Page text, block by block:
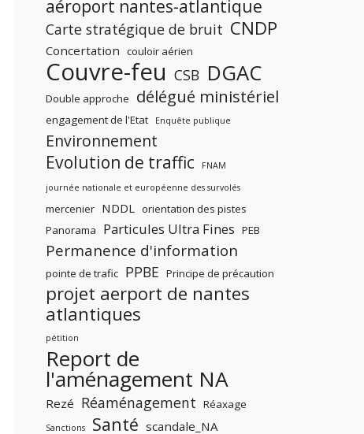
aéroport nantes-atlantique
Carte stratégique de bruit CNDP
Concertation couloir aérien
Couvre-feu CSB DGAC
Double approche délégué ministériel
engagement de l'Etat Enquête publique
Environnement
Evolution de traffic
FNAM
journée nationale et européenne des survolés
mercenier NDDL orientation des pistes
Panorama
Particules Ultra Fines PEB
Permanence d'information
pointe de trafic PPBE Principe de précaution
projet aerport de nantes
atlantiques
pétition
Report de
l'aménagement NA
Rezé Réaménagement Réaxage
Sanctions Santé scandale_NA